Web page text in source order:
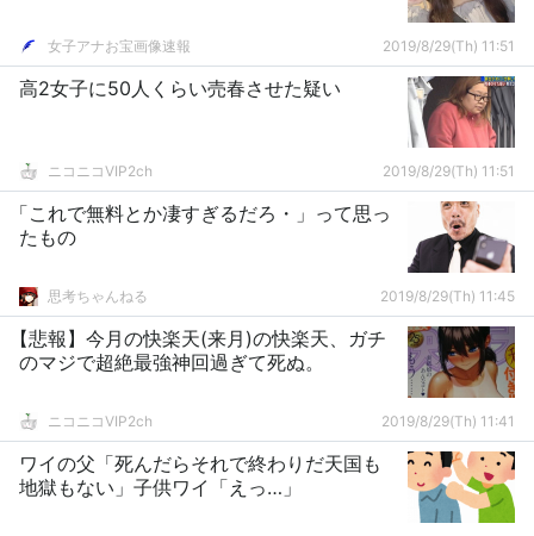
女子アナお宝画像速報 2019/8/29(Th) 11:51
高2女子に50人くらい売春させた疑い
ニコニコVIP2ch 2019/8/29(Th) 11:51
「これで無料とか凄すぎるだろ・」って思っ
たもの
思考ちゃんねる 2019/8/29(Th) 11:45
【悲報】今月の快楽天(来月)の快楽天、ガチ
のマジで超絶最強神回過ぎて死ぬ。
ニコニコVIP2ch 2019/8/29(Th) 11:41
ワイの父「死んだらそれで終わりだ天国も
地獄もない」子供ワイ「えっ…」